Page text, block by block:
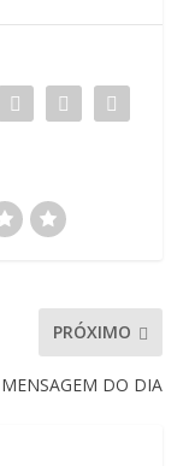
PRÓXIMO
MENSAGEM DO DIA